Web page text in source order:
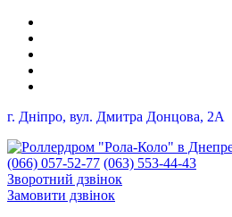
г. Дніпро, вул. Дмитра Донцова, 2A
(066) 057-52-77 (063) 553-44-43
Зворотний дзвінок
Замовити дзвінок